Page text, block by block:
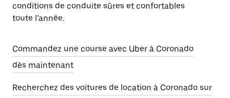
conditions de conduite sûres et confortables
toute l’année.
Commandez une course avec Uber à Coronado
dès maintenant
Recherchez des voitures de location à Coronado sur